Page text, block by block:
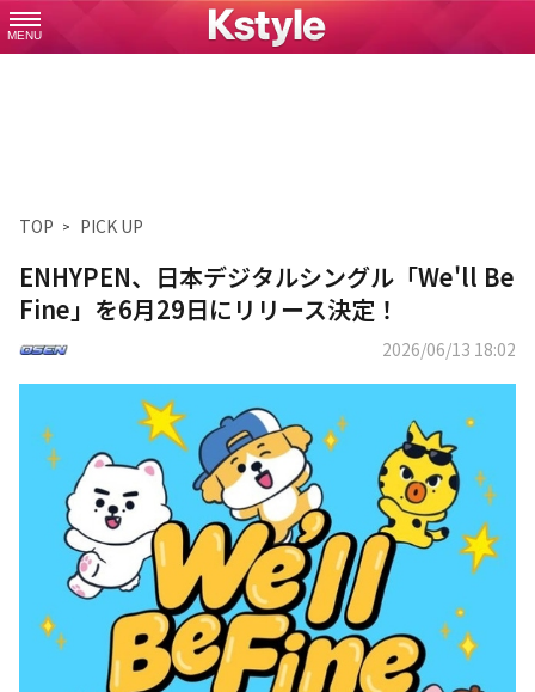
MENU
TOP PICK UP
ENHYPEN、日本デジタルシングル「We'll Be
Fine」を6月29日にリリース決定！
2026/06/13 18:02